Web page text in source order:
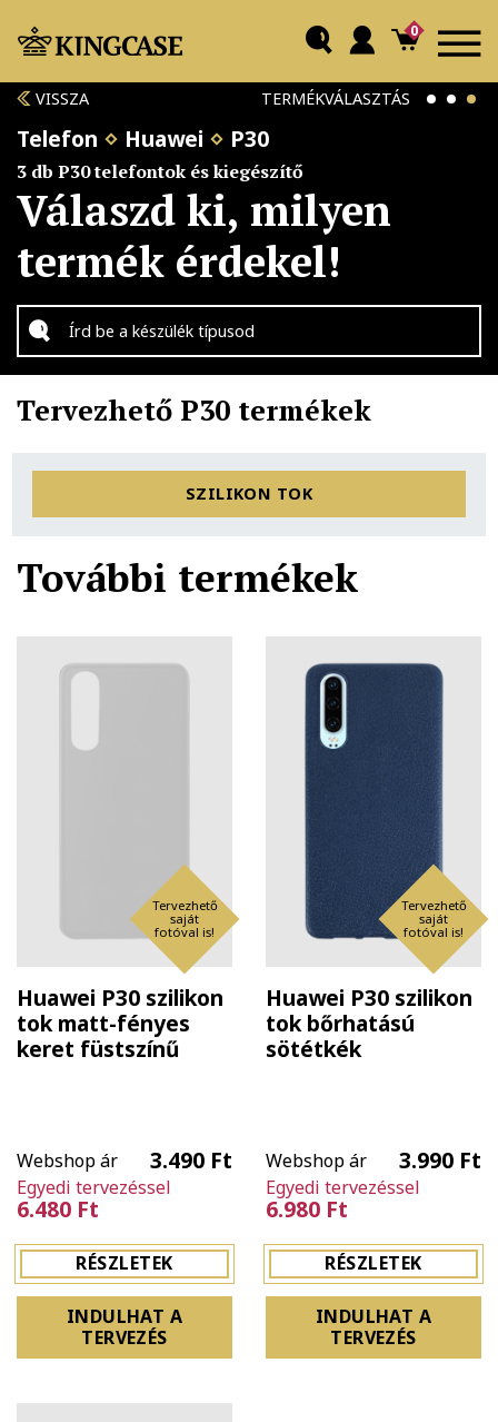
0
VISSZA TERMÉKVÁLASZTÁS
Telefon Huawei P30
3 db P30 telefontok és kiegészítő
Válaszd ki, milyen
termék érdekel!
Tervezhető P30 termékek
SZILIKON TOK
További termékek
Tervezhető
saját
fotóval is!
Huawei P30 szilikon
tok matt-fényes
keret füstszínű
Webshop ár 3.490 Ft
Egyedi tervezéssel
6.480 Ft
RÉSZLETEK
INDULHAT A
TERVEZÉS
Tervezhető
saját
fotóval is!
Huawei P30 szilikon
tok bőrhatású
sötétkék
Webshop ár 3.990 Ft
Egyedi tervezéssel
6.980 Ft
RÉSZLETEK
INDULHAT A
TERVEZÉS